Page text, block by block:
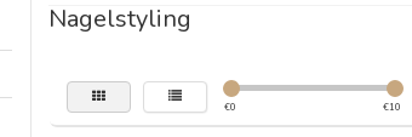
Nagelstyling
€0 €10